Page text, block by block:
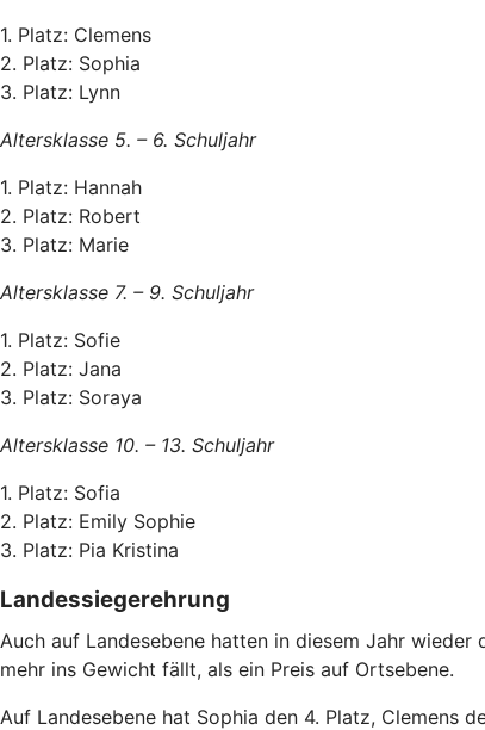
1. Platz: Clemens
2. Platz: Sophia
3. Platz: Lynn
Altersklasse 5. – 6. Schuljahr
1. Platz: Hannah
2. Platz: Robert
3. Platz: Marie
Altersklasse 7. – 9. Schuljahr
1. Platz: Sofie
2. Platz: Jana
3. Platz: Soraya
Altersklasse 10. – 13. Schuljahr
1. Platz: Sofia
2. Platz: Emily Sophie
3. Platz: Pia Kristina
Landessiegerehrung
Auch auf Landesebene hatten in diesem Jahr
mehr ins Gewicht fällt, als ein Preis auf Ortsebene.
Auf Landesebene hat Sophia den 4. Platz, Clemens